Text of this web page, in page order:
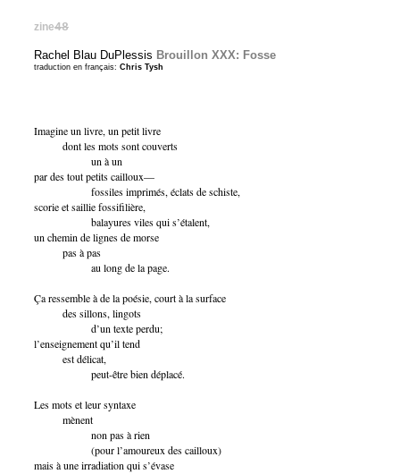
zine48
Rachel Blau DuPlessis Brouillon XXX: Fosse
traduction en français: Chris Tysh
Imagine un livre, un petit livre
dont les mots sont couverts
un à un
par des tout petits cailloux—
fossiles imprimés, éclats de schiste,
scorie et saillie fossifilière,
balayures viles qui s’étalent,
un chemin de lignes de morse
pas à pas
au long de la page.
Ça ressemble à de la poésie, court à la surface
des sillons, lingots
d’un texte perdu;
l’enseignement qu’il tend
est délicat,
peut-être bien déplacé.
Les mots et leur syntaxe
mènent
non pas à rien
(pour l’amoureux des cailloux)
mais à une irradiation qui s’évase